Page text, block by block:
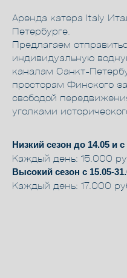
Аренда катера Italy
Петербурге.
Предлагаем
индивидуальную
каналам Санкт-
просторам Финского
свободой
уголками
Низкий сезон до 14.05 и с
Каждый день: 15.000
Высокий сезон с 15.05-
Каждый день: 17.000